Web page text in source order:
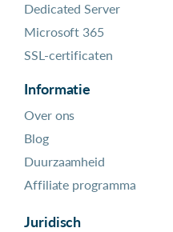
Dedicated Server
Microsoft 365
SSL-certificaten
Informatie
Over ons
Blog
Duurzaamheid
Affiliate programma
Juridisch